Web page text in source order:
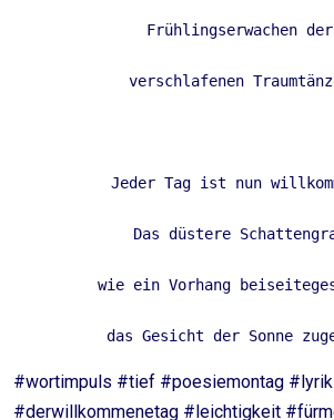
Frühlingserwachen
verschlafenen
Jeder Tag ist nun
Das düstere
wie ein Vorhang
das Gesicht der Sonne
#wortimpuls #tief #poesiemontag
#derwillkommenetag #leichtigkeit